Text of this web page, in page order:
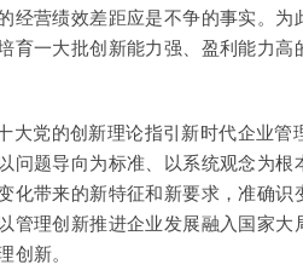
经营绩效差距应是不争的事实。为
育一大批创新能力强、盈利能力高
大党的创新理论指引新时代企业管
问题导向为标准、以系统观念为根
化带来的新特征和新要求，准确识
管理创新推进企业发展融入国家大
创新。